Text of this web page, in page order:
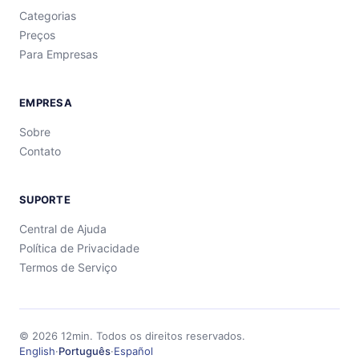
Categorias
Preços
Para Empresas
EMPRESA
Sobre
Contato
SUPORTE
Central de Ajuda
Política de Privacidade
Termos de Serviço
© 2026 12min. Todos os direitos reservados.
English·Português·Español